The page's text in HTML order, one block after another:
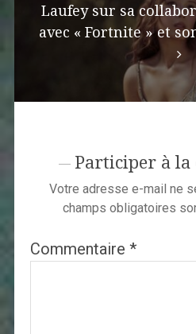
Laufey sur sa
avec « Fortnite » et
Participer à la
Votre adresse e-mail ne
champs obligatoires
Commentaire *